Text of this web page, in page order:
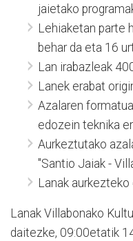
jaietako
Lehiaketan parte
behar da eta 16
Lan irabazleak
Lanek erabat
Azalaren
edozein teknika
Aurkeztutako
"Santio Jaiak -
Lanak
Lanak Villabonako
daitezke, 09:00etatik